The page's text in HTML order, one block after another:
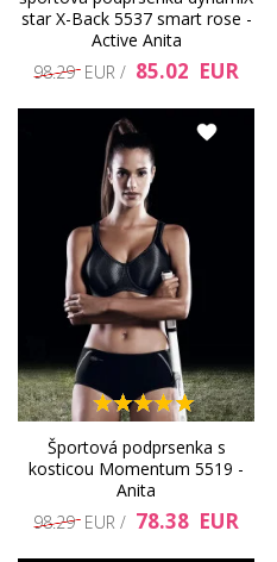
star X-Back 5537 smart rose -
Active Anita
98.29 EUR / 85.02 EUR
Športová podprsenka s
kosticou Momentum 5519 -
Anita
98.29 EUR / 78.38 EUR